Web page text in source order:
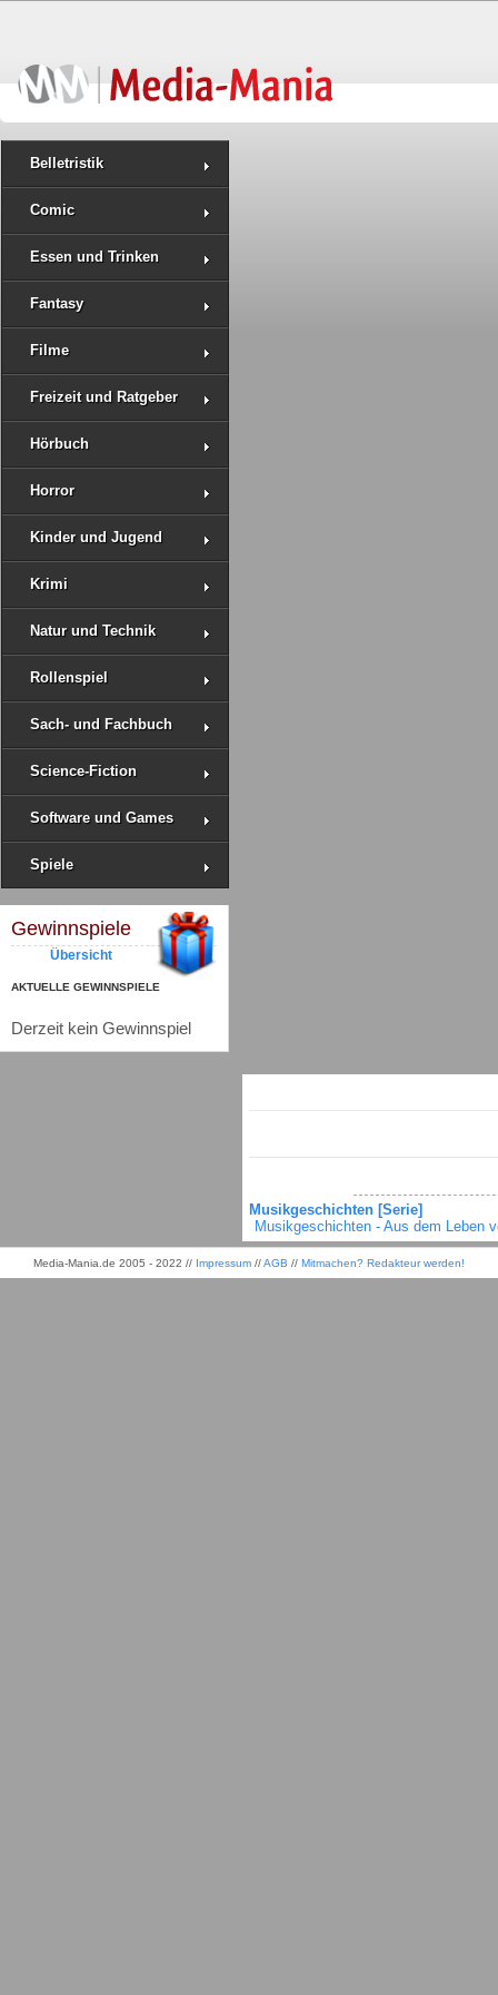
Belletristik
Comic
Essen und Trinken
Fantasy
Filme
Freizeit und Ratgeber
Hörbuch
Horror
Kinder und Jugend
Krimi
Natur und Technik
Rollenspiel
Sach- und Fachbuch
Science-Fiction
Software und Games
Spiele
Gewinnspiele
Übersicht
AKTUELLE GEWINNSPIELE
Derzeit kein Gewinnspiel
Musikgeschichten [Serie]
Musikgeschichten - Aus dem Leben
Media-Mania.de 2005 - 2022 // Impressum //AGB // Mitmachen? Redakteur werden!